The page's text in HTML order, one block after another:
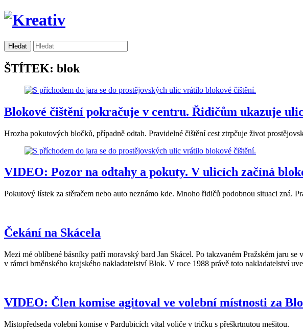
ŠTÍTEK: blok
Blokové čištění pokračuje v centru. Řidičům ukazuje
Hrozba pokutových bločků, případně odtah. Pravidelné čištění cest ztrpčuje život
VIDEO: Pozor na odtahy a pokuty. V ulicích začíná
Pokutový lístek za stěračem nebo auto neznámo kde. Mnoho řidičů podobnou situaci zná.
Čekání na Skácela
Mezi mé oblíbené básníky patří moravský bard Jan Skácel. Po takzvaném Pražském jaru
v rámci brněnského krajského nakladatelství Blok. V roce 1988 právě toto nakladatelství
VIDEO: Člen komise agitoval ve volební místnosti za
Místopředseda volební komise v Pardubicích vítal voliče v tričku s přeškrtnutou mešitou.